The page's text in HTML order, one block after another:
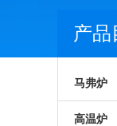
产品
马弗炉
智能马
高温炉